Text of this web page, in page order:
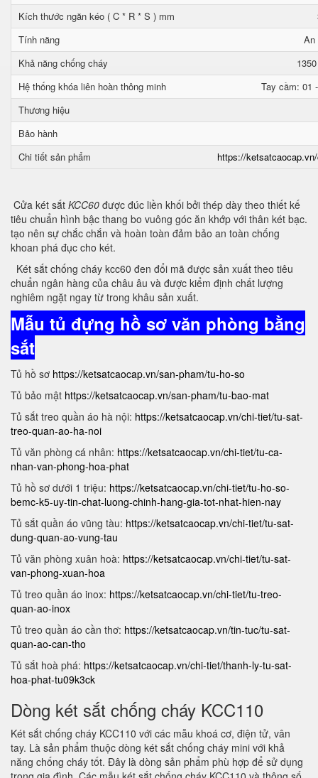
Kích thước ngăn kéo ( C * R * S ) mm
Tính năng
An
Khả năng chống cháy
Hệ thống khóa liên hoàn thông minh
Tay cầm: 01
Thương hiệu
Bảo hành
Chi tiết sản phẩm
https://
Cửa két sắt KCC60 được đúc liền khối bởi thép dày theo thiết kế
tiêu chuẩn hình bậc thang bo vuông góc ăn khớp với thân két bạc.
tạo nên sự chắc chắn và hoàn toàn đảm bảo an toàn chống
khoan phá đục cho két.
Két sắt chống cháy kcc60 đen đổi mã được sản xuất theo tiêu
chuẩn ngân hàng của châu âu và được kiểm định chất lượng
nghiêm ngặt ngay từ trong khâu sản xuất.
Mẫu tủ đựng hồ sơ văn phòng bằng
sắt
Tủ hồ sơ https://ketsatcaocap.vn/san-pham/tu-ho-so
Tủ bảo mật https://ketsatcaocap.vn/san-pham/tu-bao-mat
Tủ sắt treo quần áo hà nội: https://ketsatcaocap.vn/chi-tiet/tu-sat-
treo-quan-ao-ha-noi
Tủ văn phòng cá nhân: https://ketsatcaocap.vn/chi-tiet/tu-ca-
nhan-van-phong-hoa-phat
Tủ hồ sơ dưới 1 triệu: https://ketsatcaocap.vn/chi-tiet/tu-ho-so-
bemc-k5-uy-tin-chat-luong-chinh-hang-gia-tot-nhat-hien-nay
Tủ sắt quần áo vũng tàu: https://ketsatcaocap.vn/chi-tiet/tu-sat-
dung-quan-ao-vung-tau
Tủ văn phòng xuân hoà: https://ketsatcaocap.vn/chi-tiet/tu-sat-
van-phong-xuan-hoa
Tủ treo quần áo inox: https://ketsatcaocap.vn/chi-tiet/tu-treo-
quan-ao-inox
Tủ treo quần áo cần thơ: https://ketsatcaocap.vn/tin-tuc/tu-sat-
quan-ao-can-tho
Tủ sắt hoà phá: https://ketsatcaocap.vn/chi-tiet/thanh-ly-tu-sat-
hoa-phat-tu09k3ck
Dòng két sắt chống cháy KCC110
Két sắt chống cháy KCC110 với các mẫu khoá cơ, điện tử, vân
tay. Là sản phẩm thuộc dòng két sắt chống cháy mini với khả
năng chống cháy tốt. Đây là dòng sản phẩm phù hợp để sử dụng